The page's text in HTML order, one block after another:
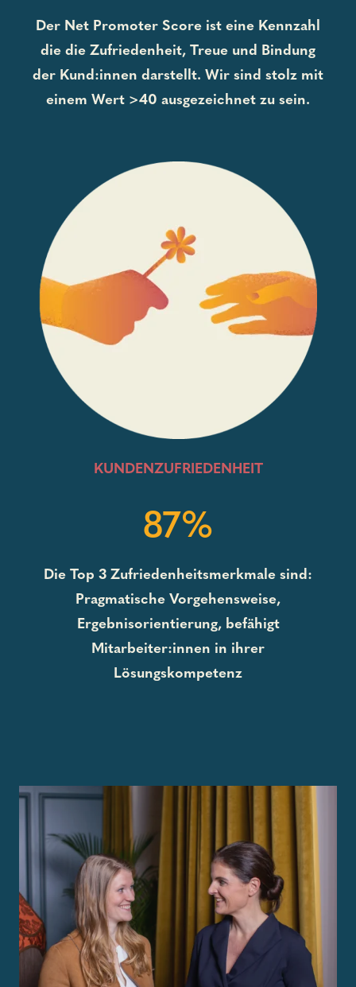
Der Net Promoter Score ist eine Kennzahl
die die Zufriedenheit, Treue und Bindung
der Kund:innen darstellt. Wir sind stolz mit
einem Wert >40 ausgezeichnet zu sein.
KUNDENZUFRIEDENHEIT
87%
Die Top 3 Zufriedenheitsmerkmale sind:
Pragmatische Vorgehensweise,
Ergebnisorientierung, befähigt
Mitarbeiter:innen in ihrer
Lösungskompetenz